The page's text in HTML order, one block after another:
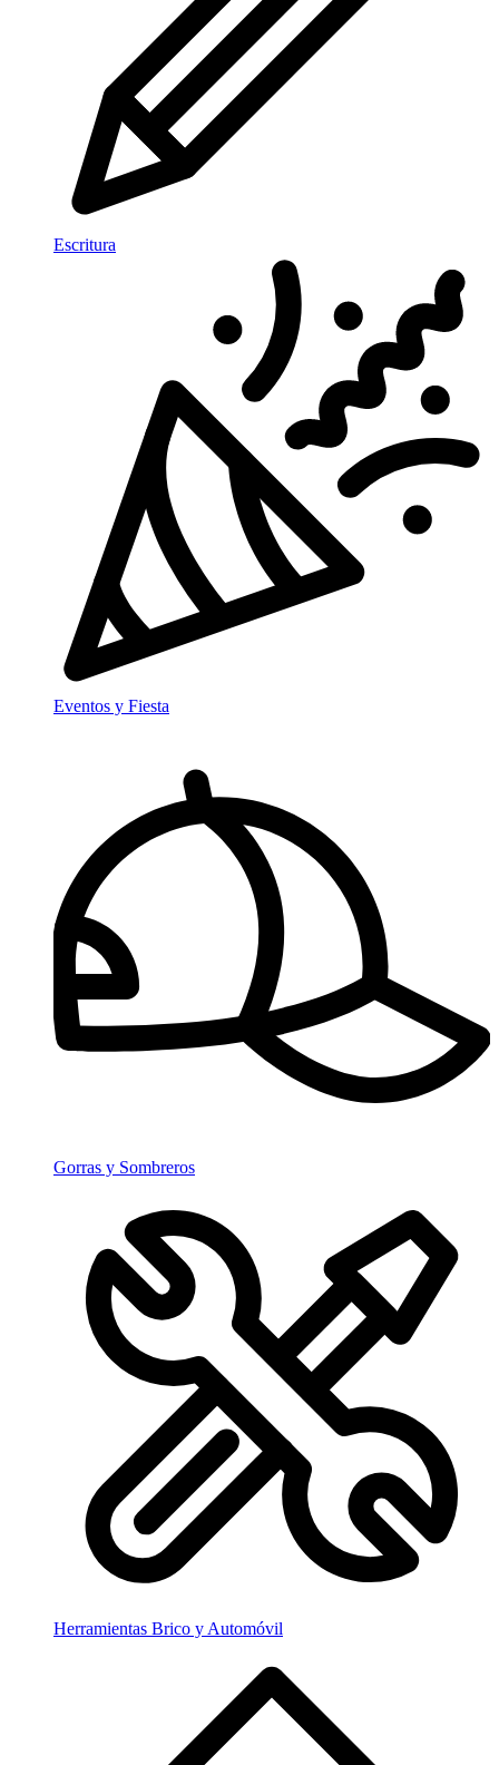
Escritura
Eventos y Fiesta
Gorras y Sombreros
Herramientas Brico y Automóvil